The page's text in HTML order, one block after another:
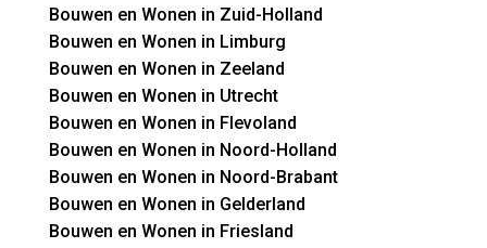
Bouwen en Wonen in Zuid-Holland
Bouwen en Wonen in Limburg
Bouwen en Wonen in Zeeland
Bouwen en Wonen in Utrecht
Bouwen en Wonen in Flevoland
Bouwen en Wonen in Noord-Holland
Bouwen en Wonen in Noord-Brabant
Bouwen en Wonen in Gelderland
Bouwen en Wonen in Friesland